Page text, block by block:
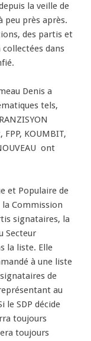
la veille de
peu près après.
des partis et
dans
Denis a
tels,
FPP, KOUMBIT,
ont
et Populaire de
la Commission
signataires, la
Secteur
la liste. Elle
à une liste
de
au
le SDP décide
toujours
toujours